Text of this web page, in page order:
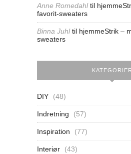
Anne Romedahltil
favorit-sweaters
Binna Juhltil hjemmeStrik –
sweaters
KATEGORIER
DIY (48)
Indretning (57)
Inspiration (77)
Interiør (43)